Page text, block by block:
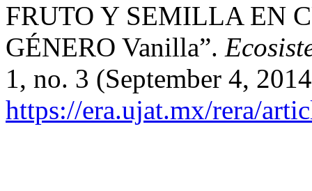
FRUTO Y SEMILLA EN
GÉNERO Vanilla”.
1, no. 3 (September 4,
https://era.ujat.mx/rera/